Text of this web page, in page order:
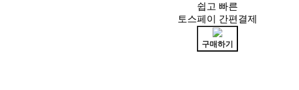
쉽고 빠른
토스페이 간편결제
구매하기